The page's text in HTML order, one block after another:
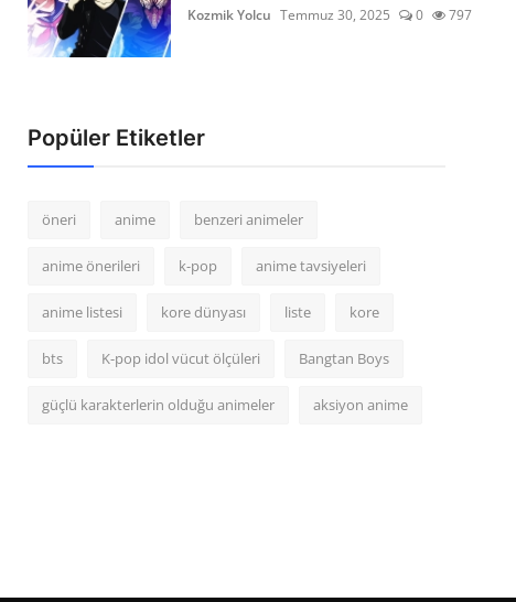
Kozmik Yolcu Temmuz 30, 2025 0 797
Popüler Etiketler
öneri anime benzeri animeler
anime önerileri k-pop anime tavsiyeleri
anime listesi kore dünyası liste kore
bts K-pop idol vücut ölçüleri Bangtan Boys
güçlü karakterlerin olduğu animeler aksiyon anime